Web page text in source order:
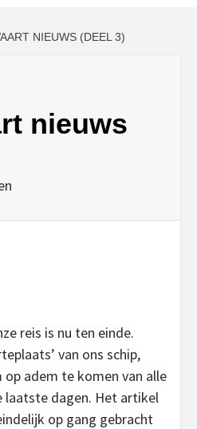
NIEUWS (DEEL 3)
nieuws
reis is nu ten einde.
van ons schip,
op adem te komen van alle
laatste dagen. Het artikel
op gang gebracht